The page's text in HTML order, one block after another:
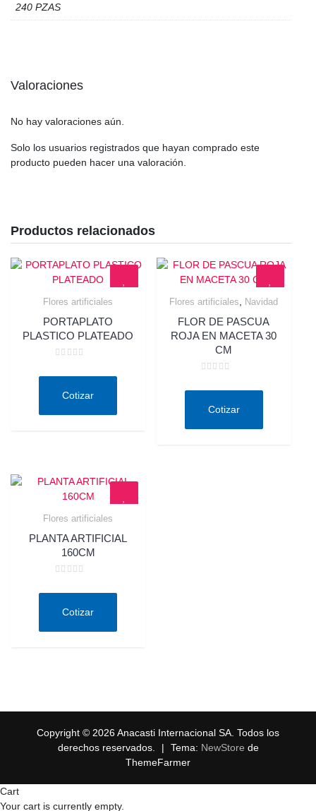
240 PZAS
Valoraciones
No hay valoraciones aún.
Solo los usuarios registrados que hayan comprado este
producto pueden hacer una valoración.
Productos relacionados
Flores artificiales
PORTAPLATO
PLASTICO PLATEADO
deCotizar
Flores artificiales, Navidad
FLOR DE PASCUA
ROJA EN MACETA 30
CM
deCotizar
Flores artificiales
PLANTA ARTIFICIAL
160CM
deCotizar
Copyright © 2026 Anacasti Internacional SA. Todos los
derechos reservados.
| Tema: NewStore de
ThemeFarmer
Cart
Your cart is currently empty.